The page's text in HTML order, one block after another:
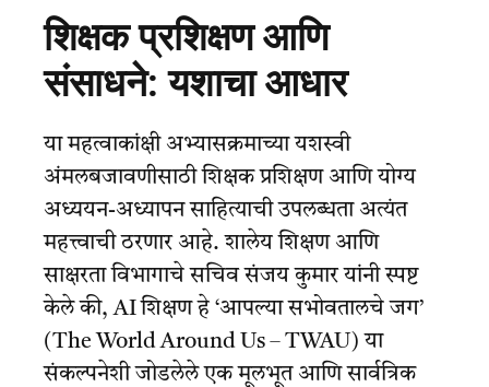
शिक्षक प्रशिक्षण आणि
संसाधने: यशाचा आधार
या महत्वाकांक्षी अभ्यासक्रमाच्या यशस्वी
अंमलबजावणीसाठी शिक्षक प्रशिक्षण आणि योग्य
अध्ययन-अध्यापन साहित्याची उपलब्धता अत्यंत
महत्त्वाची ठरणार आहे. शालेय शिक्षण आणि
साक्षरता विभागाचे सचिव संजय कुमार यांनी स्पष्ट
केले की, AI शिक्षण हे ‘आपल्या सभोवतालचे जग’
(The World Around Us – TWAU) या
संकल्पनेशी जोडलेले एक मूलभूत आणि सार्वत्रिक